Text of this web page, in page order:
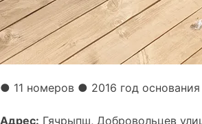
● 11 номеров ● 2016 год основания
Адрес: Гячрыпш, Добровольцев